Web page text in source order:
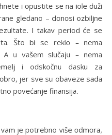
i opustite se na iole duži
gledano – donosi ozbiljne
I takav period će se
Što bi se reklo – nema
u vašem slučaju – nema
i odskočnu dasku za
jer sve su obaveze sada
povećanje finansija.
je potrebno više odmora,